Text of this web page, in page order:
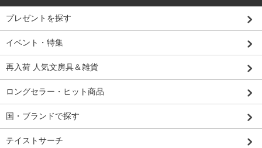
プレゼントを探す
イベント・特集
再入荷 人気文房具＆雑貨
ロングセラー・ヒット商品
国・ブランドで探す
テイストサーチ